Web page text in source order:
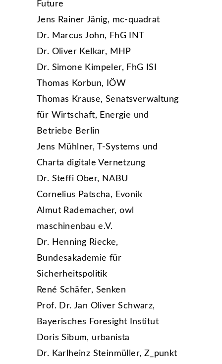
Future
Jens Rainer Jänig, mc-quadrat
Dr. Marcus John, FhG INT
Dr. Oliver Kelkar, MHP
Dr. Simone Kimpeler, FhG ISI
Thomas Korbun, IÖW
Thomas Krause, Senatsverwaltung
für Wirtschaft, Energie und
Betriebe Berlin
Jens Mühlner, T-Systems und
Charta digitale Vernetzung
Dr. Steffi Ober, NABU
Cornelius Patscha, Evonik
Almut Rademacher, owl
maschinenbau e.V.
Dr. Henning Riecke,
Bundesakademie für
Sicherheitspolitik
René Schäfer, Senken
Prof. Dr. Jan Oliver Schwarz,
Bayerisches Foresight Institut
Doris Sibum, urbanista
Dr. Karlheinz Steinmüller, Z_punkt